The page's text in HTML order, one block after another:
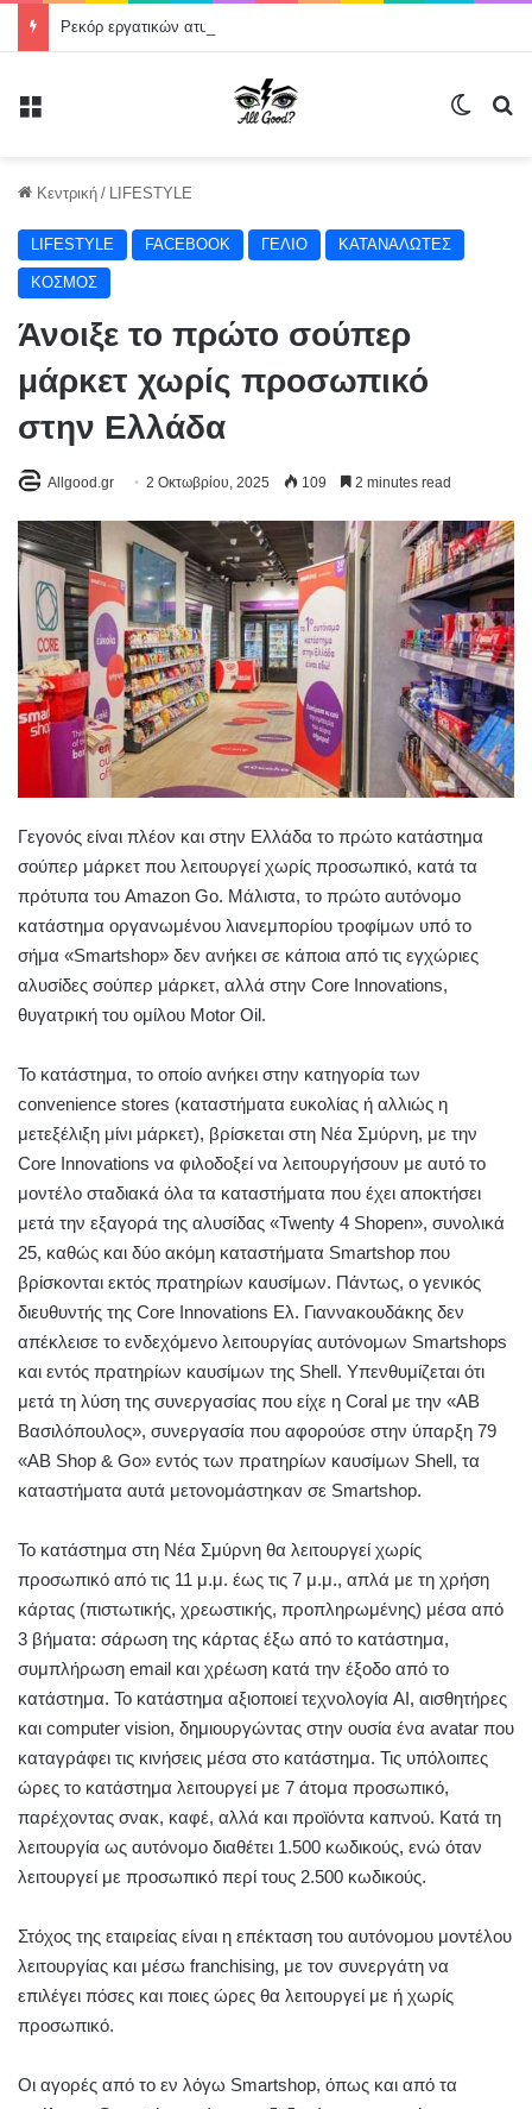
Κεντρική / LIFESTYLE
LIFESTYLE FACEBOOK ΓΕΛΙΟ ΚΑΤΑΝΑΛΩΤΕΣ
ΚΟΣΜΟΣ
Άνοιξε το πρώτο σούπερ
μάρκετ χωρίς προσωπικό
στην Ελλάδα
Allgood.gr 2 Οκτωβρίου, 2025 109 2 minutes read
Γεγονός είναι πλέον και στην Ελλάδα το πρώτο κατάστημα
σούπερ μάρκετ που λειτουργεί χωρίς προσωπικό, κατά τα
πρότυπα του Amazon Go. Μάλιστα, το πρώτο αυτόνομο
κατάστημα οργανωμένου λιανεμπορίου τροφίμων υπό το
σήμα «Smartshop» δεν ανήκει σε κάποια από τις εγχώριες
αλυσίδες σούπερ μάρκετ, αλλά στην Core Innovations,
θυγατρική του ομίλου Motor Oil.
Το κατάστημα, το οποίο ανήκει στην κατηγορία των
convenience stores (καταστήματα ευκολίας ή αλλιώς η
μετεξέλιξη μίνι μάρκετ), βρίσκεται στη Νέα Σμύρνη, με την
Core Innovations να φιλοδοξεί να λειτουργήσουν με αυτό το
μοντέλο σταδιακά όλα τα καταστήματα που έχει αποκτήσει
μετά την εξαγορά της αλυσίδας «Twenty 4 Shopen», συνολικά
25, καθώς και δύο ακόμη καταστήματα Smartshop που
βρίσκονται εκτός πρατηρίων καυσίμων. Πάντως, ο γενικός
διευθυντής της Core Innovations Ελ. Γιαννακουδάκης δεν
απέκλεισε το ενδεχόμενο λειτουργίας αυτόνομων Smartshops
και εντός πρατηρίων καυσίμων της Shell. Υπενθυμίζεται ότι
μετά τη λύση της συνεργασίας που είχε η Coral με την «ΑΒ
Βασιλόπουλος», συνεργασία που αφορούσε στην ύπαρξη 79
«AB Shop & Go» εντός των πρατηρίων καυσίμων Shell, τα
καταστήματα αυτά μετονομάστηκαν σε Smartshop.
Το κατάστημα στη Νέα Σμύρνη θα λειτουργεί χωρίς
προσωπικό από τις 11 μ.μ. έως τις 7 μ.μ., απλά με τη χρήση
κάρτας (πιστωτικής, χρεωστικής, προπληρωμένης) μέσα από
3 βήματα: σάρωση της κάρτας έξω από το κατάστημα,
συμπλήρωση email και χρέωση κατά την έξοδο από το
κατάστημα. Το κατάστημα αξιοποιεί τεχνολογία AI, αισθητήρες
και computer vision, δημιουργώντας στην ουσία ένα avatar που
καταγράφει τις κινήσεις μέσα στο κατάστημα. Τις υπόλοιπες
ώρες το κατάστημα λειτουργεί με 7 άτομα προσωπικό,
παρέχοντας σνακ, καφέ, αλλά και προϊόντα καπνού. Κατά τη
λειτουργία ως αυτόνομο διαθέτει 1.500 κωδικούς, ενώ όταν
λειτουργεί με προσωπικό περί τους 2.500 κωδικούς.
Στόχος της εταιρείας είναι η επέκταση του αυτόνομου μοντέλου
λειτουργίας και μέσω franchising, με τον συνεργάτη να
επιλέγει πόσες και ποιες ώρες θα λειτουργεί με ή χωρίς
προσωπικό.
Οι αγορές από το εν λόγω Smartshop, όπως και από τα